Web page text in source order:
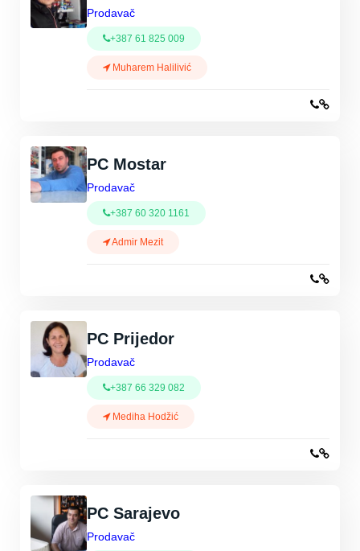
Prodavač
+387 61 825 009
Muharem Halilivić
PC Mostar
Prodavač
+387 60 320 1161
Admir Mezit
PC Prijedor
Prodavač
+387 66 329 082
Mediha Hodžić
PC Sarajevo
Prodavač